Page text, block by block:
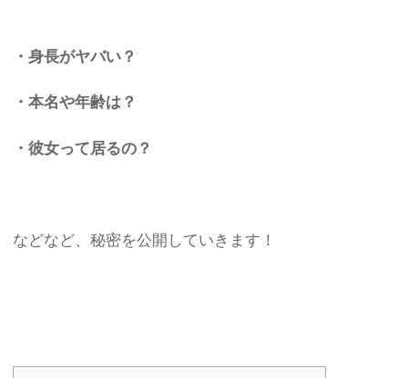
・身長がヤバい？
・本名や年齢は？
・彼女って居るの？
などなど、秘密を公開していきます！